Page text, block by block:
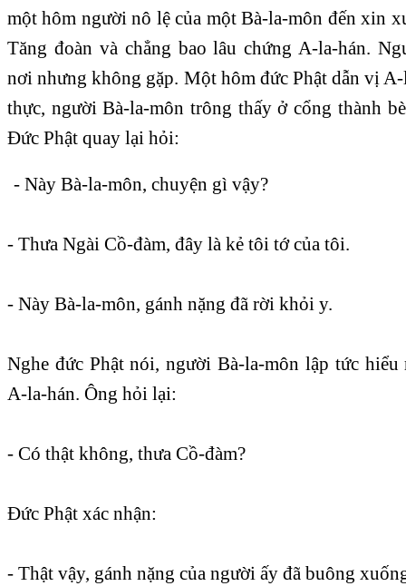
một hôm người nô lệ của một Bà-la-môn đến xin
Tăng đoàn và chẳng bao lâu chứng A-la-hán.
nơi nhưng không gặp. Một hôm đức Phật dẫn vị
thực, người Bà-la-môn trông thấy ở cổng thành
Ðức Phật quay lại hỏi:
- Này Bà-la-môn, chuyện gì vậy?
- Thưa Ngài Cồ-đàm, đây là kẻ tôi tớ của tôi.
- Này Bà-la-môn, gánh nặng đã rời khỏi y.
Nghe đức Phật nói, người Bà-la-môn lập tức
A-la-hán. Ông hỏi lại:
- Có thật không, thưa Cồ-đàm?
Ðức Phật xác nhận:
- Thật vậy, gánh nặng của người ấy đã buông